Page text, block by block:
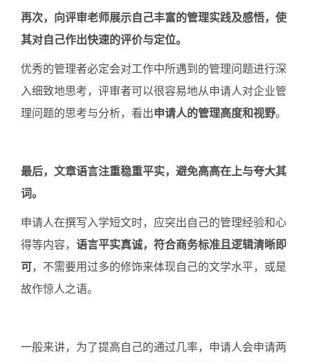
再次，向评审老师展示自己丰富的管理实践及感悟，使
其对自己作出快速的评价与定位。
优秀的管理者必定会对工作中所遇到的管理问题进行深
入细致地思考，评审者可以很容易地从申请人对企业管
理问题的思考与分析，看出申请人的管理高度和视野。
最后，文章语言注重稳重平实，避免高高在上与夸大其
词。
申请人在撰写入学短文时，应突出自己的管理经验和心
得等内容， 语言平实真诚，符合商务标准且逻辑清晰即
可，不需要用过多的修饰来体现自己的文学水平，或是
故作惊人之语。
一般来讲，为了提高自己的通过几率，申请人会申请两